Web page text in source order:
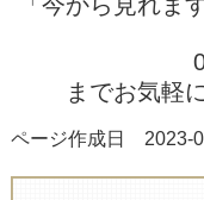
「今から見れま
までお気軽
ページ作成日 2023-